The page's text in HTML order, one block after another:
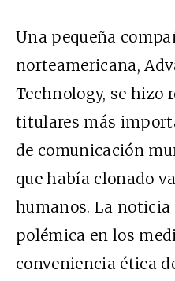
Una pequeña
norteamericana,
Technology, se hizo
titulares más
de comunicación
que había clonado
humanos. La
polémica en los
conveniencia ética